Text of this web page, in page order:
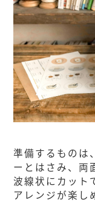
準備するものは
ーとはさみ、両
波線状にカット
アレンジが楽し